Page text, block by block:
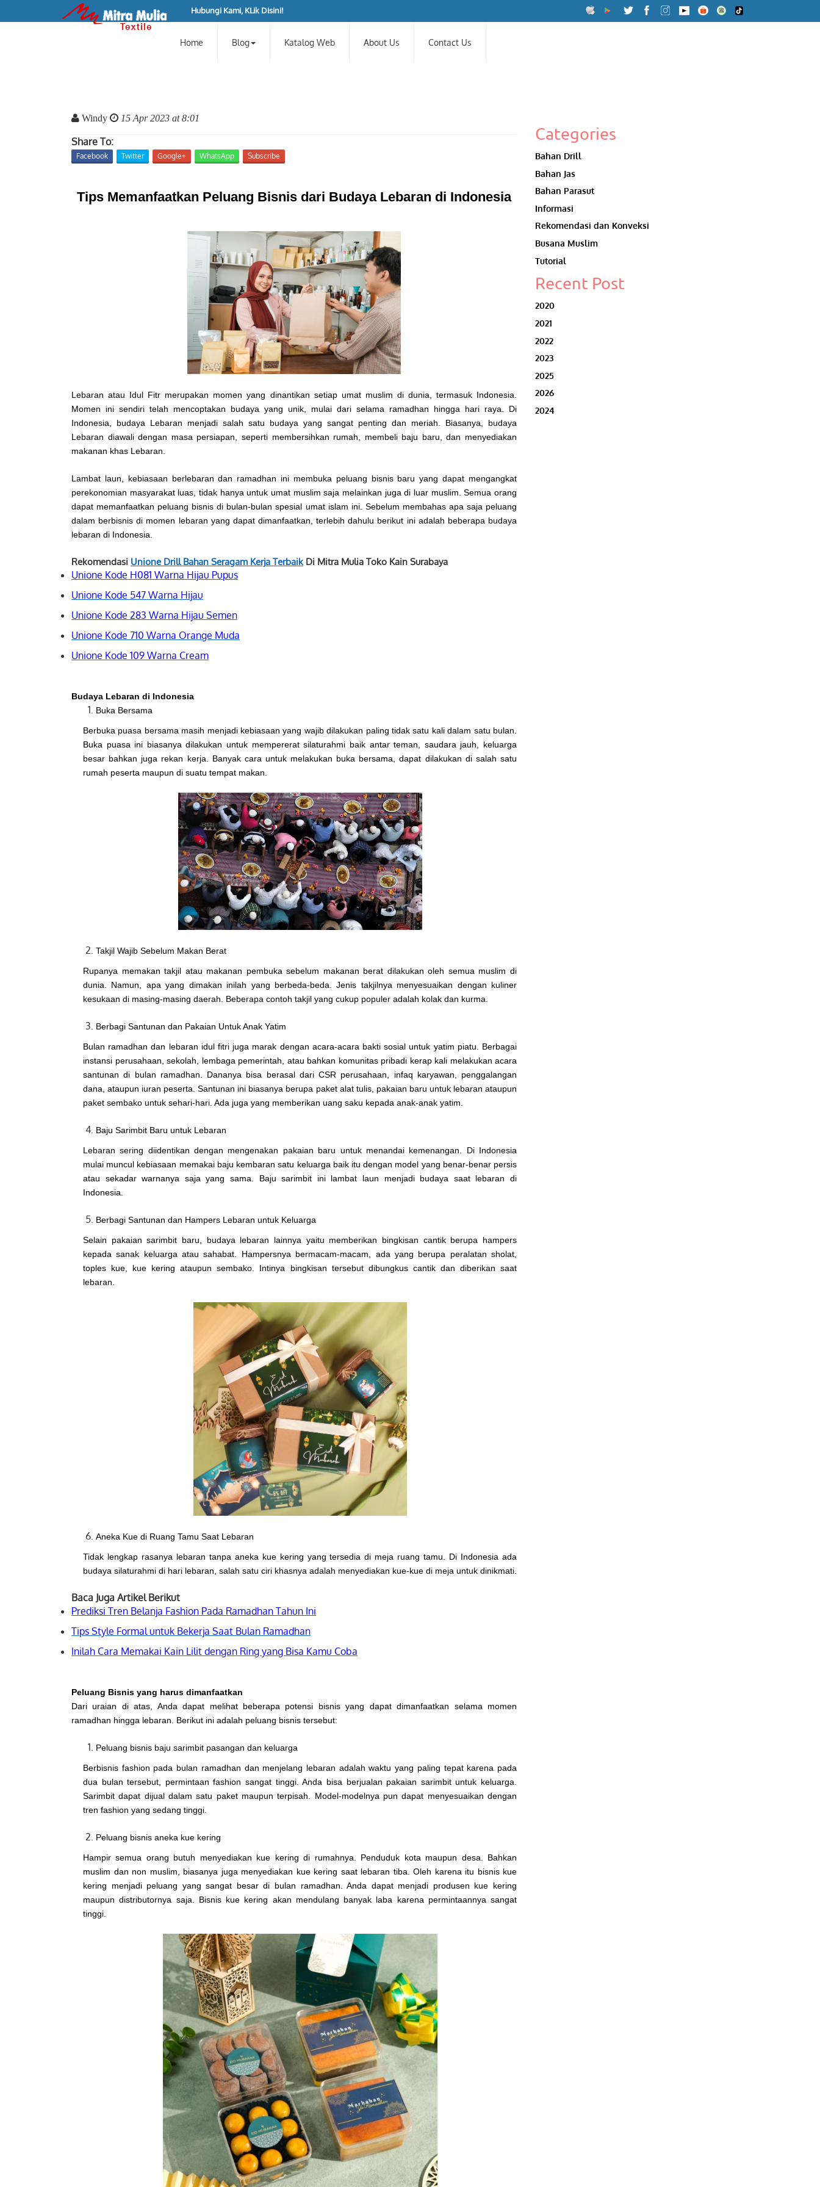
Hubungi Kami, KLik Disini!
Home Blog Katalog Web About Us Contact Us
Windy 15 Apr 2023 at 8:01
Share To:
Facebook Twitter Google+ WhatsApp Subscribe
Tips Memanfaatkan Peluang Bisnis dari Budaya Lebaran di Indonesia
Lebaran atau Idul Fitr merupakan momen yang dinantikan setiap umat muslim di dunia, termasuk Indonesia.
Momen ini sendiri telah mencoptakan budaya yang unik, mulai dari selama ramadhan hingga hari raya. Di
Indonesia, budaya Lebaran menjadi salah satu budaya yang sangat penting dan meriah. Biasanya, budaya
Lebaran diawali dengan masa persiapan, seperti membersihkan rumah, membeli baju baru, dan menyediakan
makanan khas Lebaran.
Lambat laun, kebiasaan berlebaran dan ramadhan ini membuka peluang bisnis baru yang dapat mengangkat
perekonomian masyarakat luas, tidak hanya untuk umat muslim saja melainkan juga di luar muslim. Semua orang
dapat memanfaatkan peluang bisnis di bulan-bulan spesial umat islam ini. Sebelum membahas apa saja peluang
dalam berbisnis di momen lebaran yang dapat dimanfaatkan, terlebih dahulu berikut ini adalah beberapa budaya
lebaran di Indonesia.
Rekomendasi Unione Drill Bahan Seragam Kerja Terbaik Di Mitra Mulia Toko Kain Surabaya
Unione Kode H081 Warna Hijau Pupus
Unione Kode 547 Warna Hijau
Unione Kode 283 Warna Hijau Semen
Unione Kode 710 Warna Orange Muda
Unione Kode 109 Warna Cream
Budaya Lebaran di Indonesia
Buka Bersama
Berbuka puasa bersama masih menjadi kebiasaan yang wajib dilakukan paling tidak satu kali dalam satu bulan.
Buka puasa ini biasanya dilakukan untuk mempererat silaturahmi baik antar teman, saudara jauh, keluarga
besar bahkan juga rekan kerja. Banyak cara untuk melakukan buka bersama, dapat dilakukan di salah satu
rumah peserta maupun di suatu tempat makan.
Takjil Wajib Sebelum Makan Berat
Rupanya memakan takjil atau makanan pembuka sebelum makanan berat dilakukan oleh semua muslim di
dunia. Namun, apa yang dimakan inilah yang berbeda-beda. Jenis takjilnya menyesuaikan dengan kuliner
kesukaan di masing-masing daerah. Beberapa contoh takjil yang cukup populer adalah kolak dan kurma.
Berbagi Santunan dan Pakaian Untuk Anak Yatim
Bulan ramadhan dan lebaran idul fitri juga marak dengan acara-acara bakti sosial untuk yatim piatu. Berbagai
instansi perusahaan, sekolah, lembaga pemerintah, atau bahkan komunitas pribadi kerap kali melakukan acara
santunan di bulan ramadhan. Dananya bisa berasal dari CSR perusahaan, infaq karyawan, penggalangan
dana, ataupun iuran peserta. Santunan ini biasanya berupa paket alat tulis, pakaian baru untuk lebaran ataupun
paket sembako untuk sehari-hari. Ada juga yang memberikan uang saku kepada anak-anak yatim.
Baju Sarimbit Baru untuk Lebaran
Lebaran sering diidentikan dengan mengenakan pakaian baru untuk menandai kemenangan. Di Indonesia
mulai muncul kebiasaan memakai baju kembaran satu keluarga baik itu dengan model yang benar-benar persis
atau sekadar warnanya saja yang sama. Baju sarimbit ini lambat laun menjadi budaya saat lebaran di
Indonesia.
Berbagi Santunan dan Hampers Lebaran untuk Keluarga
Selain pakaian sarimbit baru, budaya lebaran lainnya yaitu memberikan bingkisan cantik berupa hampers
kepada sanak keluarga atau sahabat. Hampersnya bermacam-macam, ada yang berupa peralatan sholat,
toples kue, kue kering ataupun sembako. Intinya bingkisan tersebut dibungkus cantik dan diberikan saat
lebaran.
Aneka Kue di Ruang Tamu Saat Lebaran
Tidak lengkap rasanya lebaran tanpa aneka kue kering yang tersedia di meja ruang tamu. Di Indonesia ada
budaya silaturahmi di hari lebaran, salah satu ciri khasnya adalah menyediakan kue-kue di meja untuk dinikmati.
Baca Juga Artikel Berikut
Prediksi Tren Belanja Fashion Pada Ramadhan Tahun Ini
Tips Style Formal untuk Bekerja Saat Bulan Ramadhan
Inilah Cara Memakai Kain Lilit dengan Ring yang Bisa Kamu Coba
Peluang Bisnis yang harus dimanfaatkan
Dari uraian di atas, Anda dapat melihat beberapa potensi bisnis yang dapat dimanfaatkan selama momen
ramadhan hingga lebaran. Berikut ini adalah peluang bisnis tersebut:
Peluang bisnis baju sarimbit pasangan dan keluarga
Berbisnis fashion pada bulan ramadhan dan menjelang lebaran adalah waktu yang paling tepat karena pada
dua bulan tersebut, permintaan fashion sangat tinggi. Anda bisa berjualan pakaian sarimbit untuk keluarga.
Sarimbit dapat dijual dalam satu paket maupun terpisah. Model-modelnya pun dapat menyesuaikan dengan
tren fashion yang sedang tinggi.
Peluang bisnis aneka kue kering
Hampir semua orang butuh menyediakan kue kering di rumahnya. Penduduk kota maupun desa. Bahkan
muslim dan non muslim, biasanya juga menyediakan kue kering saat lebaran tiba. Oleh karena itu bisnis kue
kering menjadi peluang yang sangat besar di bulan ramadhan. Anda dapat menjadi produsen kue kering
maupun distributornya saja. Bisnis kue kering akan mendulang banyak laba karena permintaannya sangat
tinggi.
Categories
Bahan Drill
Bahan Jas
Bahan Parasut
Informasi
Rekomendasi dan Konveksi
Busana Muslim
Tutorial
Recent Post
2020
2021
2022
2023
2025
2026
2024